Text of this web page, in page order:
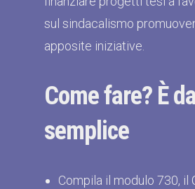
sul sindacalismo
apposite iniziative.
Come fare? È
semplice
Compila il modulo 730, il